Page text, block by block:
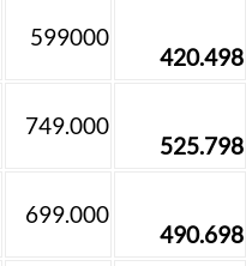
599000
420.498
749.000
525.798
699.000
490.698